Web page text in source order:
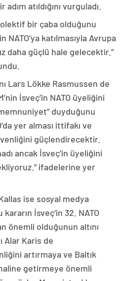
atıldığını vurguladı.
bir çaba olduğunu
NATO’ya katılmasıyla Avrupa
daha güçlü hale gelecektir.”
Lars Lökke Rasmussen de
İsveç’in NATO üyeliğini
duyduğunu
yer alması ittifakı ve
güçlendirecektir.
ancak İsveç’in üyeliğini
ifadelerine yer
ise sosyal medya
İsveç’in 32. NATO
önemli olduğunun altını
Alar Karis de
artırmaya ve Baltık
getirmeye önemli